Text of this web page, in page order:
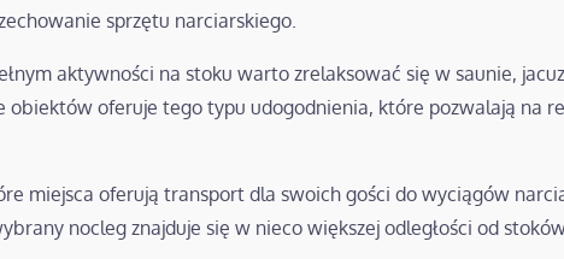
sprzętu narciarskiego.
aktywności na stoku warto zrelaksować się w saunie,
obiektów oferuje tego typu udogodnienia, które pozwalają na
miejsca oferują transport dla swoich gości do wyciągów
nocleg znajduje się w nieco większej odległości od